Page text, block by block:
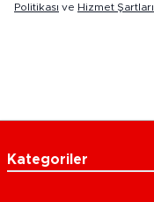
Politikası ve Hizmet Şartları
Kategoriler